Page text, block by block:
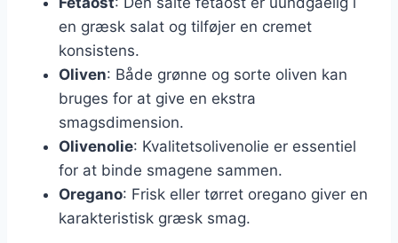
en græsk salat og tilføjer en cremet
konsistens.
Oliven: Både grønne og sorte oliven kan
bruges for at give en ekstra
smagsdimension.
Olivenolie: Kvalitetsolivenolie er essentiel
for at binde smagene sammen.
Oregano: Frisk eller tørret oregano giver en
karakteristisk græsk smag.